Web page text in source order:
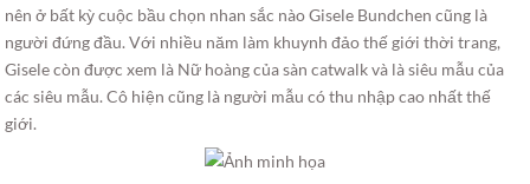
nên ở bất kỳ cuộc bầu chọn nhan sắc nào Gisele Bundchen cũng là
người đứng đầu. Với nhiều năm làm khuynh đảo thế giới thời trang,
Gisele còn được xem là Nữ hoàng của sàn catwalk và là siêu mẫu của
các siêu mẫu. Cô hiện cũng là người mẫu có thu nhập cao nhất thế
giới.